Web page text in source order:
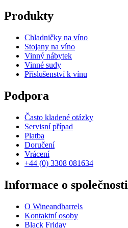
Produkty
Chladničky na víno
Stojany na víno
Vinný nábytek
Vinné sudy
Příslušenství k vínu
Podpora
Často kladené otázky
Servisní případ
Platba
Doručení
Vrácení
+44 (0) 3308 081634
Informace o společnosti
O Wineandbarrels
Kontaktní osoby
Black Friday